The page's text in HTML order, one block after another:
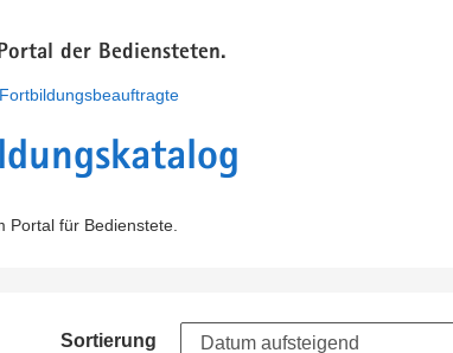
der Bediensteten.
Portal für Bedienstete.
Sortierung